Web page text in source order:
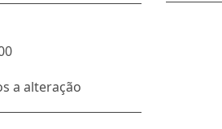
a alteração